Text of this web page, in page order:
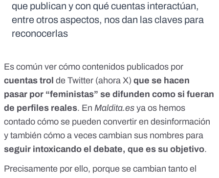
que publican y con qué cuentas interactúan,
entre otros aspectos, nos dan las claves para
reconocerlas
Es común ver cómo contenidos publicados por
cuentas trol de Twitter (ahora X) que se hacen
pasar por “feministas” se difunden como si fueran
de perfiles reales. En Maldita.es ya os hemos
contado cómo se pueden convertir en desinformación
y también cómo a veces cambian sus nombres para
seguir intoxicando el debate, que es su objetivo.
Precisamente por ello, porque se cambian tanto el